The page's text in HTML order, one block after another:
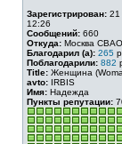
Зарегистрирован: 21
12:26
Сообщений: 660
Откуда: Москва СВАО
Благодарил (а): 265
Поблагодарили: 882
Title: Женщина
avto: IRBIS
Имя: Надежда
Пункты репутации: